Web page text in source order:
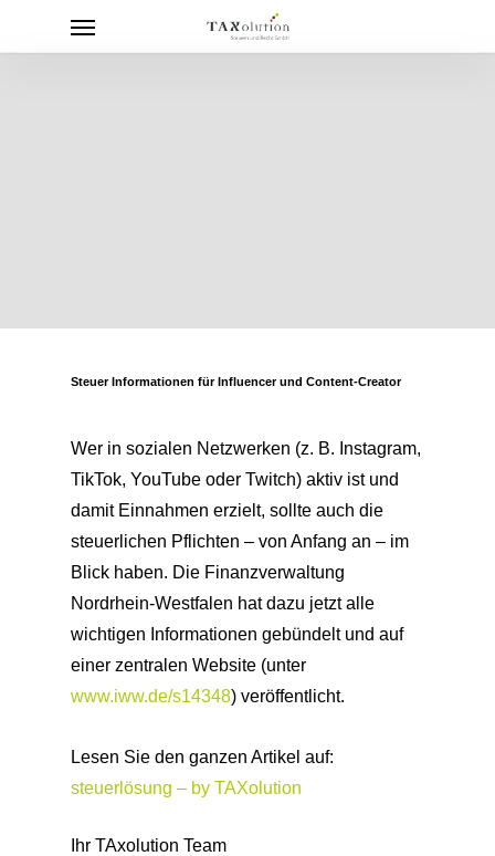
Menu
Steuer Informationen für Influencer und Content-Creator
Wer in sozialen Netzwerken (z. B. Instagram,
TikTok, YouTube oder Twitch) aktiv ist und
damit Einnahmen erzielt, sollte auch die
steuerlichen Pflichten – von Anfang an – im
Blick haben. Die Finanzverwaltung
Nordrhein-Westfalen hat dazu jetzt alle
wichtigen Informationen gebündelt und auf
einer zentralen Website (unter
www.iww.de/s14348) veröffentlicht.
Lesen Sie den ganzen Artikel auf:
steuerlösung – by TAXolution
Ihr TAxolution Team